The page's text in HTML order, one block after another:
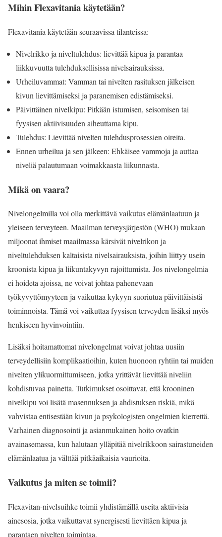
Mihin Flexavitania käytetään?
Flexavitania käytetään seuraavissa tilanteissa:
Nivelrikko ja niveltulehdus: lievittää kipua ja parantaa
liikkuvuutta tulehduksellisissa nivelsairauksissa.
Urheiluvammat: Vamman tai nivelten rasituksen jälkeisen
kivun lievittämiseksi ja paranemisen edistämiseksi.
Päivittäinen nivelkipu: Pitkään istumisen, seisomisen tai
fyysisen aktiivisuuden aiheuttama kipu.
Tulehdus: Lievittää nivelten tulehdusprosessien oireita.
Ennen urheilua ja sen jälkeen: Ehkäisee vammoja ja auttaa
niveliä palautumaan voimakkaasta liikunnasta.
Mikä on vaara?
Nivelongelmilla voi olla merkittävä vaikutus elämänlaatuun ja
yleiseen terveyteen. Maailman terveysjärjestön (WHO) mukaan
miljoonat ihmiset maailmassa kärsivät nivelrikon ja
niveltulehduksen kaltaisista nivelsairauksista, joihin liittyy usein
kroonista kipua ja liikuntakyvyn rajoittumista. Jos nivelongelmia
ei hoideta ajoissa, ne voivat johtaa pahenevaan
työkyvyttömyyteen ja vaikuttaa kykyyn suoriutua päivittäisistä
toiminnoista. Tämä voi vaikuttaa fyysisen terveyden lisäksi myös
henkiseen hyvinvointiin.
Lisäksi hoitamattomat nivelongelmat voivat johtaa uusiin
terveydellisiin komplikaatioihin, kuten huonoon ryhtiin tai muiden
nivelten ylikuormittumiseen, jotka yrittävät lievittää niveliin
kohdistuvaa painetta. Tutkimukset osoittavat, että krooninen
nivelkipu voi lisätä masennuksen ja ahdistuksen riskiä, mikä
vahvistaa entisestään kivun ja psykologisten ongelmien kierrettä.
Varhainen diagnosointi ja asianmukainen hoito ovatkin
avainasemassa, kun halutaan ylläpitää nivelrikkoon sairastuneiden
elämänlaatua ja välttää pitkäaikaisia vaurioita.
Vaikutus ja miten se toimii?
Flexavitan-nivelsuihke toimii yhdistämällä useita aktiivisia
ainesosia, jotka vaikuttavat synergisesti lievittäen kipua ja
parantaen nivelten toimintaa.